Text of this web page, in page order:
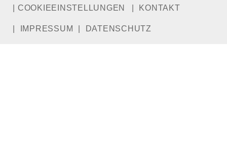
COOKIEEINSTELLUNGEN KONTAKT
IMPRESSUM DATENSCHUTZ